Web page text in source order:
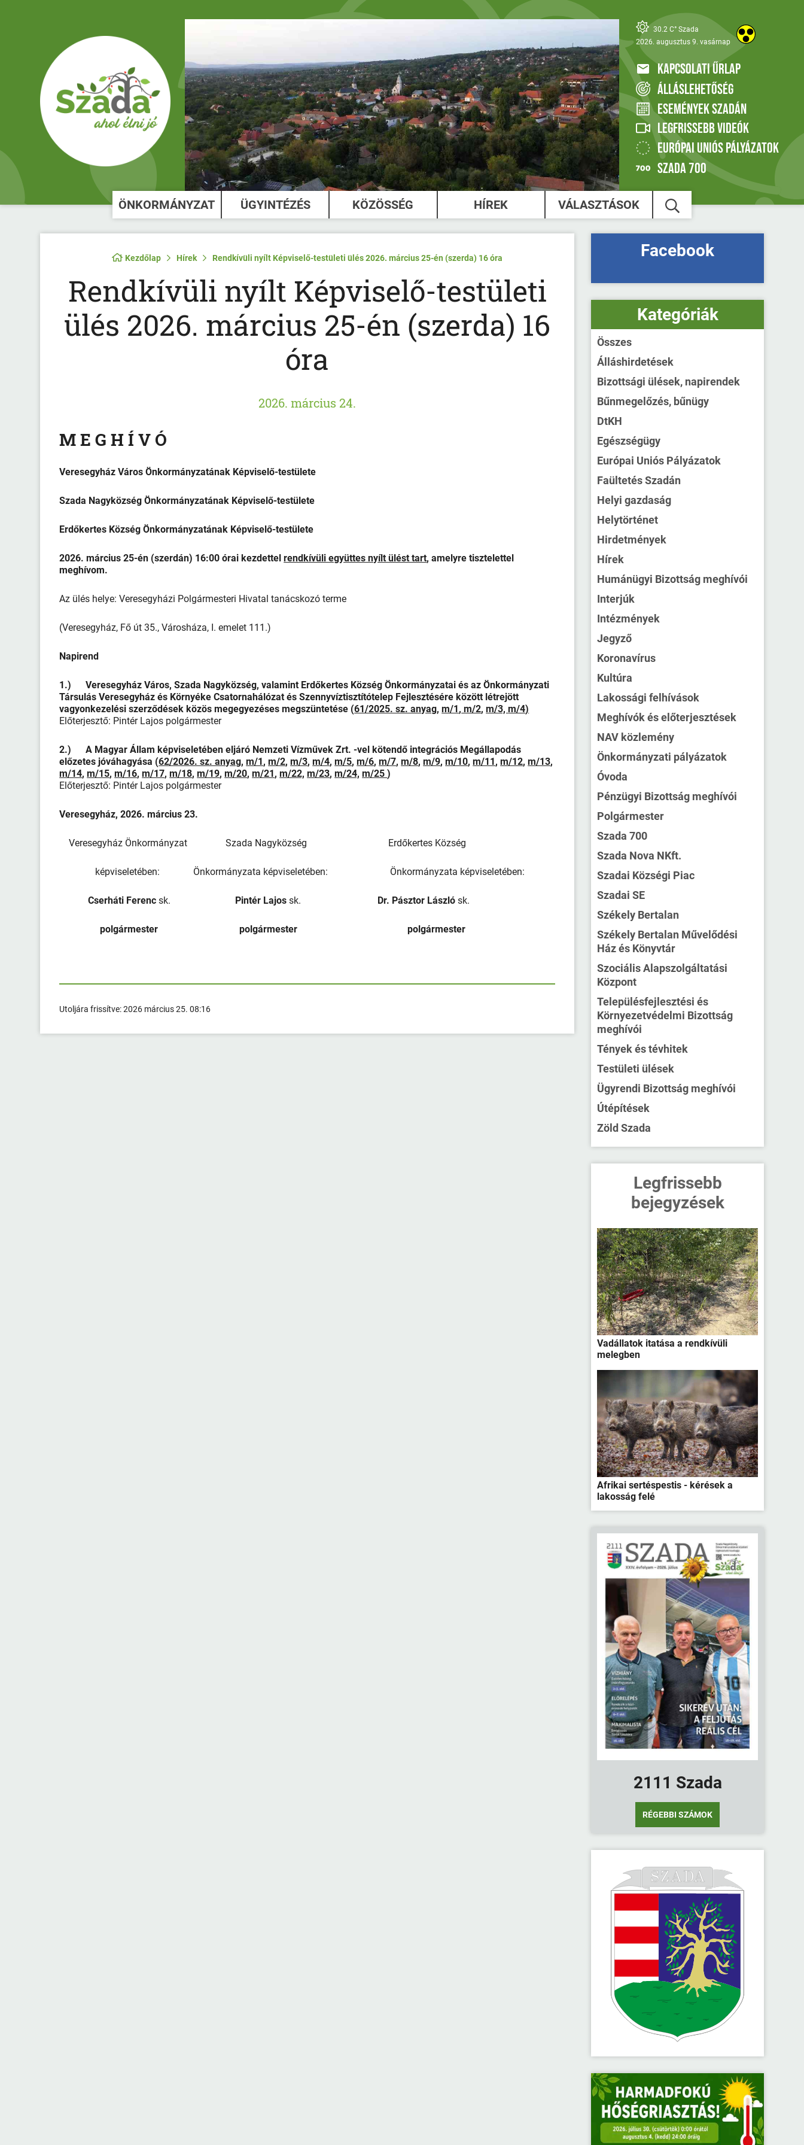
30.2 C° Szada
2026. augusztus 9. vasárnap
KAPCSOLATI ŰRLAP
ÁLLÁSLEHETŐSÉG
ESEMÉNYEK SZADÁN
LEGFRISSEBB VIDEÓK
EURÓPAI UNIÓS PÁLYÁZATOK
SZADA 700
ÖNKORMÁNYZAT ÜGYINTÉZÉS KÖZÖSSÉG HÍREK VÁLASZTÁSOK
Kezdőlap Hírek Rendkívüli nyílt Képviselő-testületi ülés 2026. március 25-én (szerda) 16 óra
Rendkívüli nyílt Képviselő-testületi
ülés 2026. március 25-én (szerda) 16
óra
2026. március 24.
M E G H Í V Ó
Veresegyház Város Önkormányzatának Képviselő-testülete
Szada Nagyközség Önkormányzatának Képviselő-testülete
Erdőkertes Község Önkormányzatának Képviselő-testülete
2026. március 25-én (szerdán) 16:00 órai kezdettelrendkívüli együttes nyílt ülést tart, amelyre tisztelettel
meghívom.
Az ülés helye: Veresegyházi Polgármesteri Hivatal tanácskozó terme
(Veresegyház, Fő út 35., Városháza, I. emelet 111.)
Napirend
1.) Veresegyház Város, Szada Nagyközség, valamint Erdőkertes Község Önkormányzatai és az Önkormányzati
Társulás Veresegyház és Környéke Csatornahálózat és Szennyvíztisztítótelep Fejlesztésére között létrejött
vagyonkezelési szerződések közös megegyezéses megszüntetése (61/2025. sz. anyag,m/1, m/2,m/3,m/4)
Előterjesztő: Pintér Lajos polgármester
2.) A Magyar Állam képviseletében eljáró Nemzeti Vízművek Zrt. -vel kötendő integrációs Megállapodás
előzetes jóváhagyása (62/2026. sz. anyag,m/1,m/2,m/3,m/4,m/5,m/6,m/7,m/8,m/9,m/10,m/11,m/12,m/13,
m/14,m/15,m/16,m/17,m/18,m/19,m/20,m/21,m/22, m/23,m/24, m/25)
Előterjesztő: Pintér Lajos polgármester
Veresegyház, 2026. március 23.
Veresegyház Önkormányzat Szada Nagyközség Erdőkertes Község
képviseletében: Önkormányzata képviseletében: Önkormányzata képviseletében:
Cserháti Ferencsk. Pintér Lajossk. Dr. Pásztor Lászlósk.
polgármester polgármester polgármester
Utoljára frissítve:2026 március 25. 08:16
Facebook
Kategóriák
Összes
Álláshirdetések
Bizottsági ülések, napirendek
Bűnmegelőzés, bűnügy
DtKH
Egészségügy
Európai Uniós Pályázatok
Faültetés Szadán
Helyi gazdaság
Helytörténet
Hirdetmények
Hírek
Humánügyi Bizottság meghívói
Interjúk
Intézmények
Jegyző
Koronavírus
Kultúra
Lakossági felhívások
Meghívók és előterjesztések
NAV közlemény
Önkormányzati pályázatok
Óvoda
Pénzügyi Bizottság meghívói
Polgármester
Szada 700
Szada Nova NKft.
Szadai Községi Piac
Szadai SE
Székely Bertalan
Székely Bertalan Művelődési
Ház és Könyvtár
Szociális Alapszolgáltatási
Központ
Településfejlesztési és
Környezetvédelmi Bizottság
meghívói
Tények és tévhitek
Testületi ülések
Ügyrendi Bizottság meghívói
Útépítések
Zöld Szada
Legfrissebb
bejegyzések
Vadállatok itatása a rendkívüli
melegben
Afrikai sertéspestis - kérések a
lakosság felé
2111 Szada
RÉGEBBI SZÁMOK